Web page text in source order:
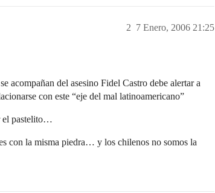
7 Enero, 2006 21:25
2
acompañan del asesino Fidel Castro debe alertar a
con este “eje del mal latinoamericano”
el pastelito…
con la misma piedra… y los chilenos no somos la